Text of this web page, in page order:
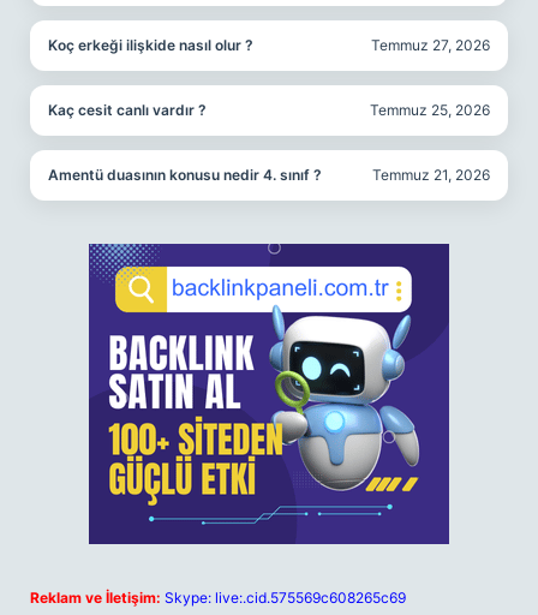
Koç erkeği ilişkide nasıl olur ? Temmuz 27, 2026
Kaç cesit canlı vardır ? Temmuz 25, 2026
Amentü duasının konusu nedir 4. sınıf ? Temmuz 21, 2026
Reklam ve İletişim: Skype: live:.cid.575569c608265c69